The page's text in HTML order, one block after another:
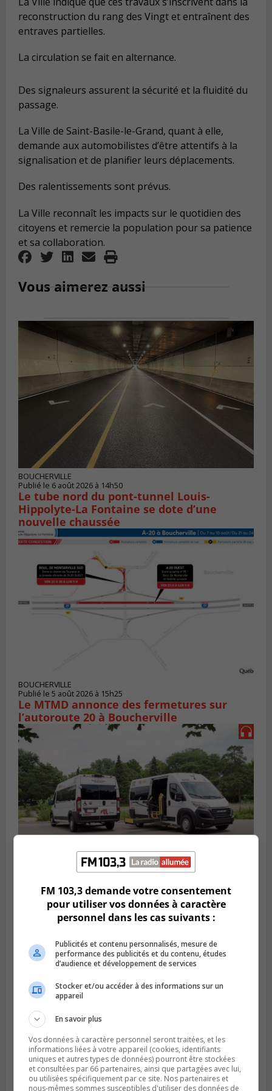
reconstruction du rang des Vingt et entraînent des
entraves partielles.
La circulation se fait en alternance.
Des signaleurs assurent la sécurité et la fluidité du
passage.
La Ville de Saint-Basile-le-Grand, quant à elle,
demande aux automobilistes d’être attentifs à la
signalisation et de planifier leurs déplacements.
Des ralentissements sont prévus.
La Ville reconnaît les impacts sur le quotidien des
citoyens et remercie la population pour sa patience
et sa collaboration.
Vous aimerez aussi
BOUCHERVILLE
Publié le 6 août 2026 à 14h50
Le tube nord du pont-tunnel Louis-
Hippolyte-La Fontaine se dote d’une
nouvelle chaussée
BOUCHERVILLE
Publié le 5 août 2026 à 15h25
Le MTMD annonce des fermetures sur
l’autoroute 20 à Boucherville
Publié le 31 juillet 2026 à 14h20
Le RTL dévoile sa nouvelle flotte de
transport adapté
BROSSARD
Publié le 31 juillet 2026 à 12h00
FM 103,3 demande votre consentement
pour utiliser vos données à caractère
personnel dans les cas suivants :
Publicités et contenu personnalisés, mesure de
performance des publicités et du contenu, études
d’audience et développement de services
Stocker et/ou accéder à des informations sur un
appareil
En savoir plus
Vos données à caractère personnel seront traitées, et les
informations liées à votre appareil (cookies, identifiants
uniques et autres types de données) pourront être stockées
et consultées par 66 partenaires, ainsi que partagées avec lui,
ou utilisées spécifiquement par ce site. Nos partenaires et
nous-mêmes sommes susceptibles d'utiliser des données de